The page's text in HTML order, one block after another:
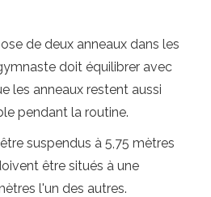
de deux anneaux dans les
doit équilibrer avec
les anneaux restent aussi
pendant la routine.
suspendus à 5,75 mètres
être situés à une
l'un des autres.